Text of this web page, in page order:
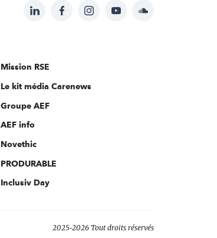
Suivez-
sur:
LinkedInFacebookInstagramYouTubeSoundcloud
Mission RSE
Le kit média Carenews
Groupe AEF
AEF info
Novethic
PRODURABLE
Inclusiv Day
2025-2026 Tout droits réservés